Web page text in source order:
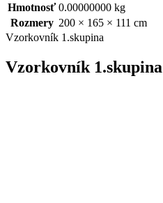
Hmotnosť 0.00000000 kg
Rozmery 200 × 165 × 111 cm
Vzorkovník 1.skupina
Vzorkovník 1.skupina